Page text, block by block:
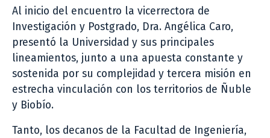
Al inicio del encuentro la vicerrectora de
Investigación y Postgrado, Dra. Angélica Caro,
presentó la Universidad y sus principales
lineamientos, junto a una apuesta constante y
sostenida por su complejidad y tercera misión en
estrecha vinculación con los territorios de Ñuble
y Biobío.
Tanto, los decanos de la Facultad de Ingeniería,